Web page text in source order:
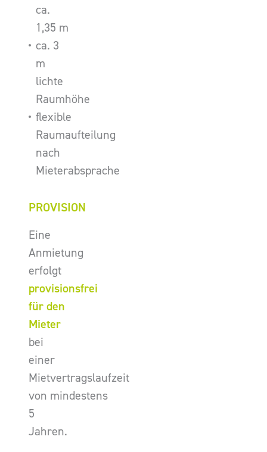
ca.
1,35 m
ca. 3
m
lichte
Raumhöhe
flexible
Raumaufteilung
nach
Mieterabsprache
PROVISION
Eine
Anmietung
erfolgt
provisionsfrei
für den
Mieter
bei
einer
Mietvertragslaufzeit
von mindestens
5
Jahren.